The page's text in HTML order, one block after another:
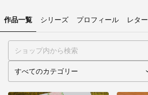
作品一覧 シリーズ プロフィール レター